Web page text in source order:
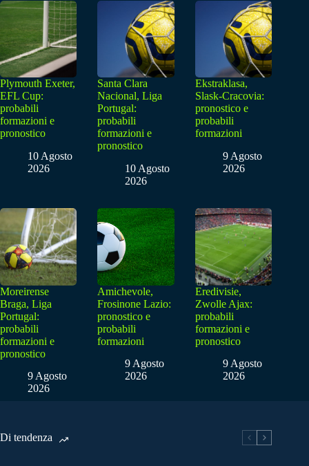
Plymouth Exeter,
EFL Cup:
probabili
formazioni e
pronostico
10 Agosto
2026
Santa Clara
Nacional, Liga
Portugal:
probabili
formazioni e
pronostico
10 Agosto
2026
Ekstraklasa,
Slask-Cracovia:
pronostico e
probabili
formazioni
9 Agosto
2026
Moreirense
Braga, Liga
Portugal:
probabili
formazioni e
pronostico
9 Agosto
2026
Amichevole,
Frosinone Lazio:
pronostico e
probabili
formazioni
9 Agosto
2026
Eredivisie,
Zwolle Ajax:
probabili
formazioni e
pronostico
9 Agosto
2026
Di tendenza